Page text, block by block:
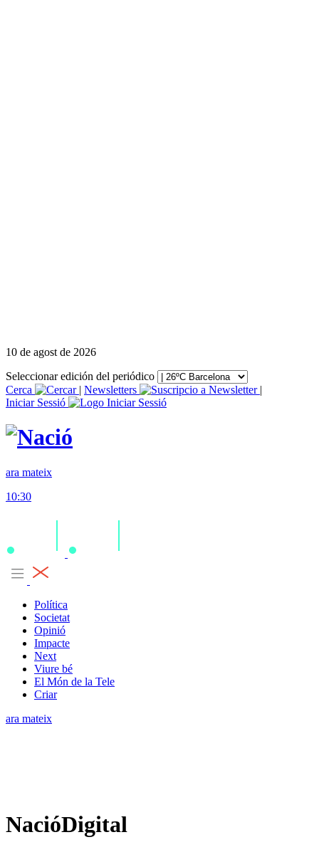
10 de agost de 2026
Seleccionar edición del periódico
Cerca
| Newsletters
|
Iniciar Sessió
ara mateix
10:30
Política
Societat
Opinió
Impacte
Next
Viure bé
El Món de la Tele
Criar
ara mateix
NacióDigital